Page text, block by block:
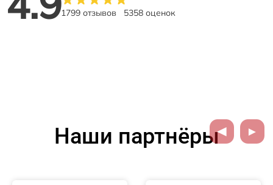
1799 отзывов 5358 оценок
Наши партнёры